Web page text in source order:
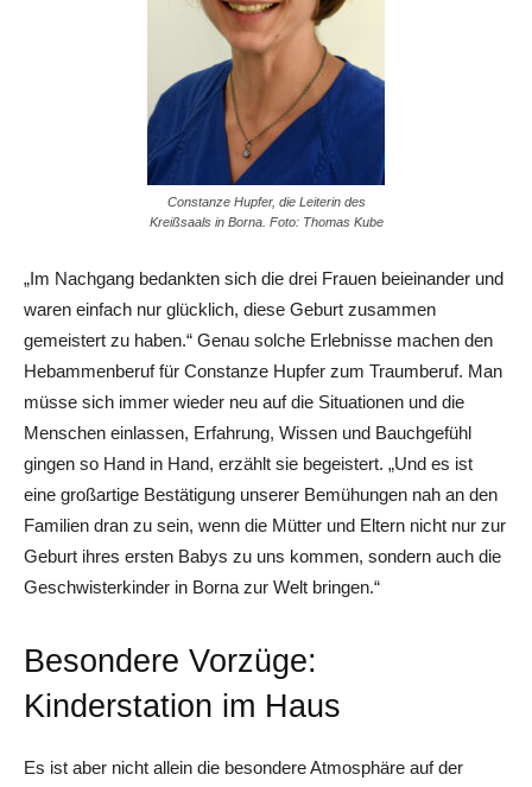
Constanze Hupfer, die Leiterin des
Kreißsaals in Borna. Foto: Thomas Kube
„Im Nachgang bedankten sich die drei Frauen beieinander und
waren einfach nur glücklich, diese Geburt zusammen
gemeistert zu haben.“ Genau solche Erlebnisse machen den
Hebammenberuf für Constanze Hupfer zum Traumberuf. Man
müsse sich immer wieder neu auf die Situationen und die
Menschen einlassen, Erfahrung, Wissen und Bauchgefühl
gingen so Hand in Hand, erzählt sie begeistert. „Und es ist
eine großartige Bestätigung unserer Bemühungen nah an den
Familien dran zu sein, wenn die Mütter und Eltern nicht nur zur
Geburt ihres ersten Babys zu uns kommen, sondern auch die
Geschwisterkinder in Borna zur Welt bringen.“
Besondere Vorzüge:
Kinderstation im Haus
Es ist aber nicht allein die besondere Atmosphäre auf der